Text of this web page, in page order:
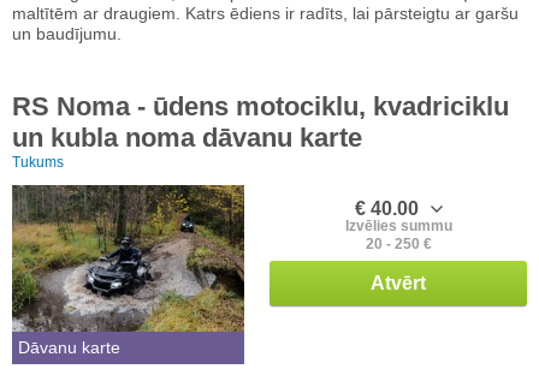
maltītēm ar draugiem. Katrs ēdiens ir radīts, lai pārsteigtu ar garšu
un baudījumu.
RS Noma - ūdens motociklu, kvadriciklu
un kubla noma dāvanu karte
Tukums
Dāvanu karte
€ 40.00
Izvēlies summu
20 - 250 €
Atvērt